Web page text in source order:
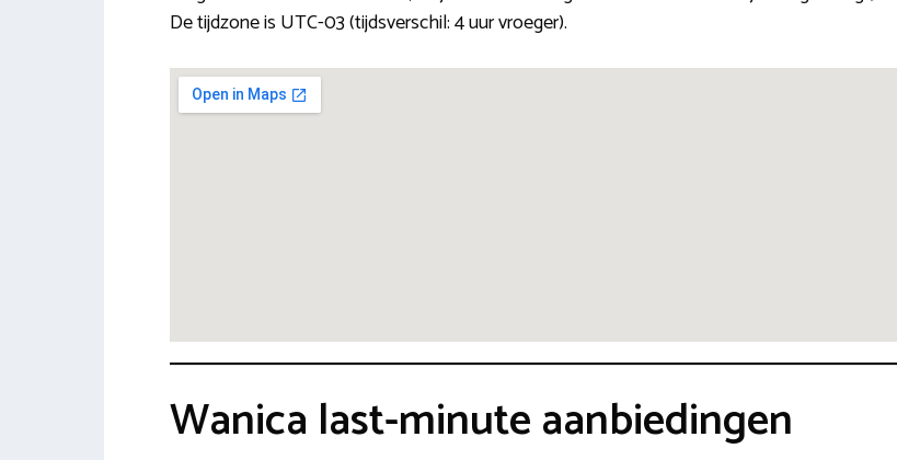
De tijdzone is UTC-03 (tijdsverschil: 4 uur vroeger).
Wanica last-minute aanbiedingen